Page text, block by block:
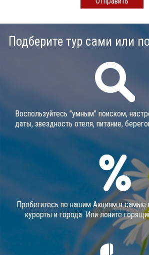
Подберите тур сами или
Воспользуйтесь "умным" поиском,
даты, звездность отеля, питание,
Пробегитесь по нашим Акциям в самые
курорты и города. Или ловите